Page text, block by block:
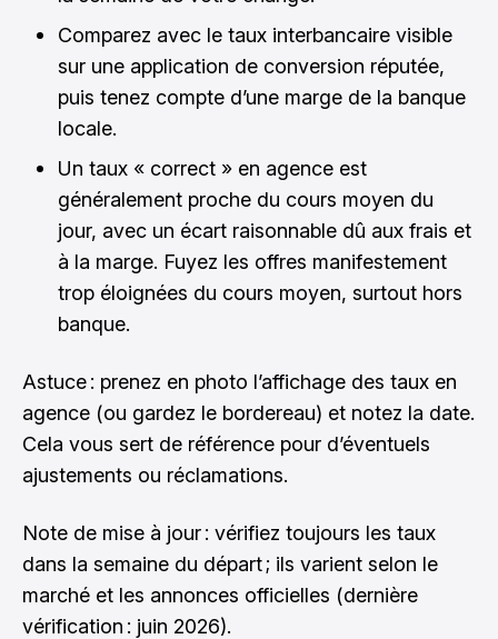
Comparez avec le taux interbancaire visible
sur une application de conversion réputée,
puis tenez compte d’une marge de la banque
locale.
Un taux « correct » en agence est
généralement proche du cours moyen du
jour, avec un écart raisonnable dû aux frais et
à la marge. Fuyez les offres manifestement
trop éloignées du cours moyen, surtout hors
banque.
Astuce : prenez en photo l’affichage des taux en
agence (ou gardez le bordereau) et notez la date.
Cela vous sert de référence pour d’éventuels
ajustements ou réclamations.
Note de mise à jour : vérifiez toujours les taux
dans la semaine du départ ; ils varient selon le
marché et les annonces officielles (dernière
vérification : juin 2026).